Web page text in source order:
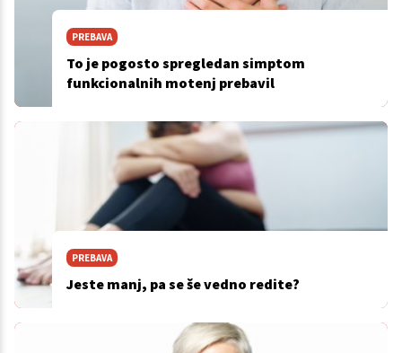
PREBAVA
To je pogosto spregledan simptom
funkcionalnih motenj prebavil
PREBAVA
Jeste manj, pa se še vedno redite?